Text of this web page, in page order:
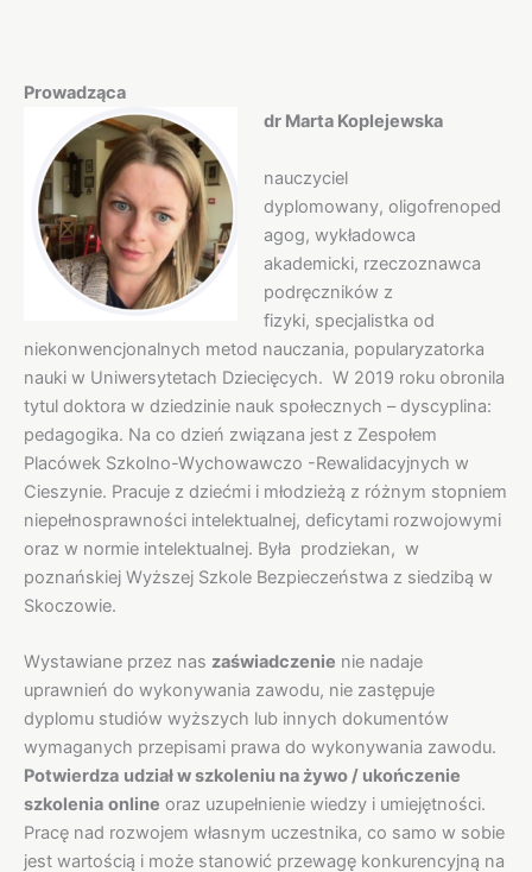
Prowadząca
dr Marta Koplejewska
nauczyciel
dyplomowany, oligofrenoped
agog, wykładowca
akademicki, rzeczoznawca
podręczników z
fizyki, specjalistka od
niekonwencjonalnych metod nauczania, popularyzatorka
nauki w Uniwersytetach Dziecięcych. W 2019 roku obronila
tytul doktora w dziedzinie nauk społecznych – dyscyplina:
pedagogika. Na co dzień związana jest z Zespołem
Placówek Szkolno-Wychowawczo -Rewalidacyjnych w
Cieszynie. Pracuje z dziećmi i młodzieżą z różnym stopniem
niepełnosprawności intelektualnej, deficytami rozwojowymi
oraz w normie intelektualnej. Była prodziekan, w
poznańskiej Wyższej Szkole Bezpieczeństwa z siedzibą w
Skoczowie.
Wystawiane przez nas zaświadczenie nie nadaje
uprawnień do wykonywania zawodu, nie zastępuje
dyplomu studiów wyższych lub innych dokumentów
wymaganych przepisami prawa do wykonywania zawodu.
Potwierdza udział w szkoleniu na żywo / ukończenie
szkolenia online oraz uzupełnienie wiedzy i umiejętności.
Pracę nad rozwojem własnym uczestnika, co samo w sobie
jest wartością i może stanowić przewagę konkurencyjną na